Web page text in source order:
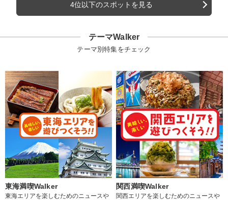
4位以下のスポットを見る
テーマWalker
テーマ別特集をチェック
東海満喫Walker
東海エリアを楽しむためのニュースや
関西満喫Walker
関西エリアを楽しむためのニュースや